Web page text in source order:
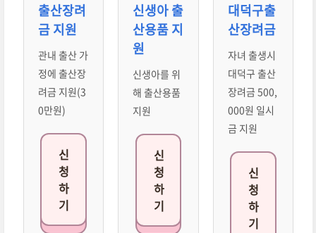
출산장려
금 지원
관내 출산 가
정에 출산장
려금 지원(3
0만원)
신
청
하
기
신생아 출
산용품 지
원
신생아를 위
해 출산용품
지원
신
청
하
기
대덕구출
산장려금
자녀 출생시
대덕구 출산
장려금 500,
000원 일시
금 지원
신
청
하
기